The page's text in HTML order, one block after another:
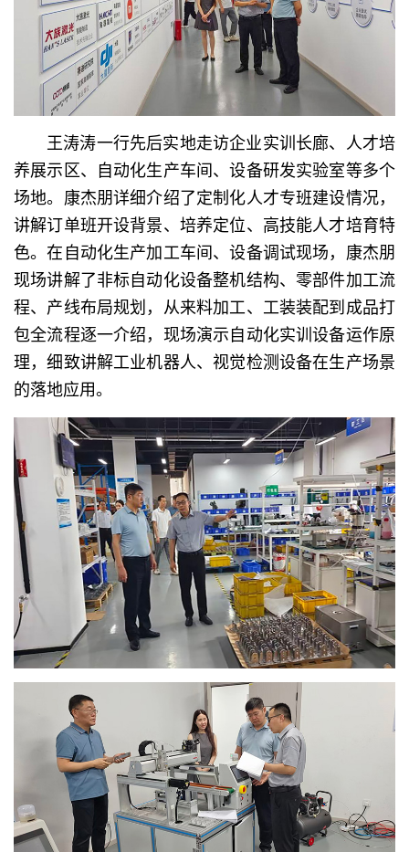
王涛涛一行先后实地走访企业实训长廊、人才培
养展示区、自动化生产车间、设备研发实验室等多个
场地。康杰朋详细介绍了定制化人才专班建设情况，
讲解订单班开设背景、培养定位、高技能人才培育特
色。在自动化生产加工车间、设备调试现场，康杰朋
现场讲解了非标自动化设备整机结构、零部件加工流
程、产线布局规划，从来料加工、工装装配到成品打
包全流程逐一介绍，现场演示自动化实训设备运作原
理，细致讲解工业机器人、视觉检测设备在生产场景
的落地应用。